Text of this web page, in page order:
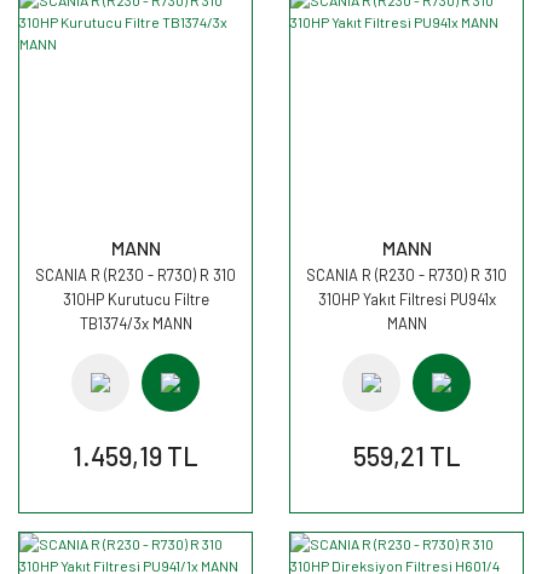
MANN
SCANIA R (R230 - R730) R 310
310HP Kurutucu Filtre
TB1374/3x MANN
1.459,19 TL
MANN
SCANIA R (R230 - R730) R 310
310HP Yakıt Filtresi PU941x
MANN
559,21 TL